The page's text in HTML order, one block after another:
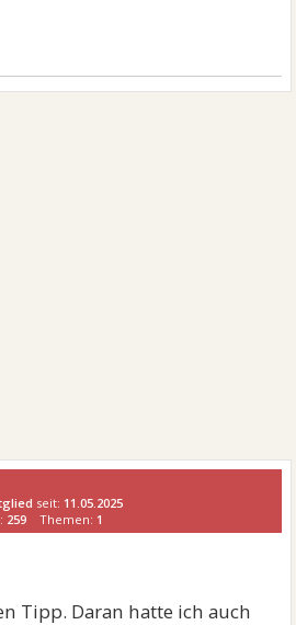
seit: 11.05.2025
259 Themen: 1
Tipp. Daran hatte ich auch